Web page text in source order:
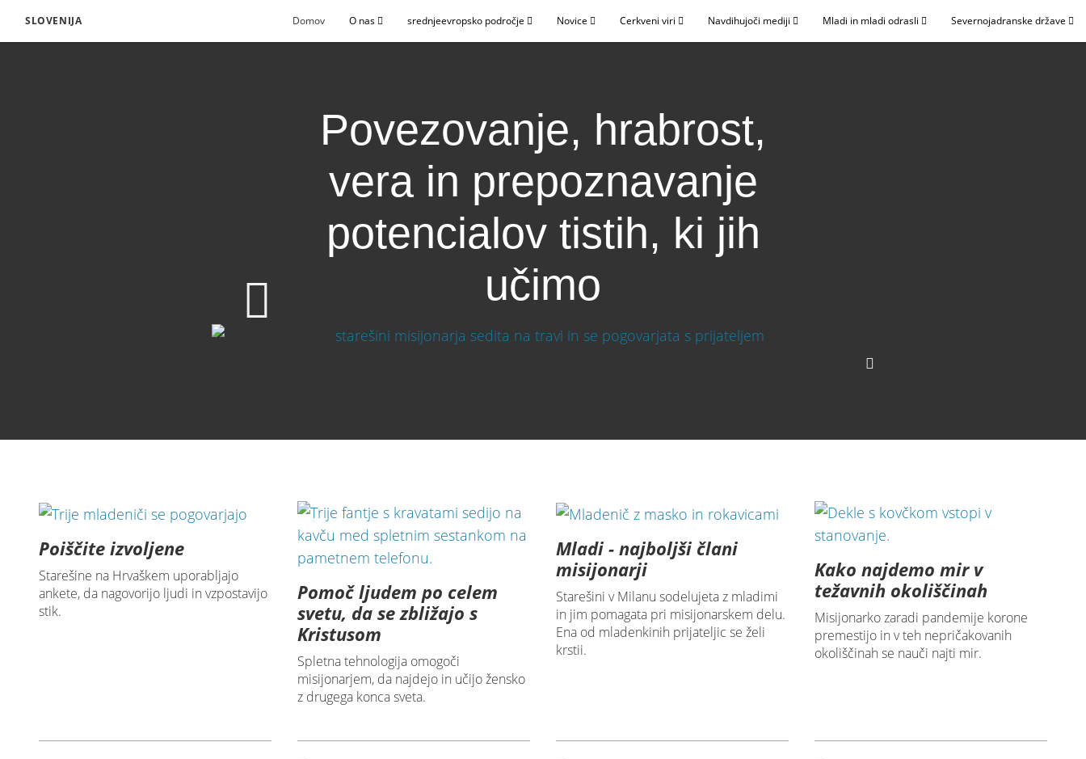
SLOVENIJA Domov O nas srednjeevropsko področje Novice Cerkveni viri Navdihujoči mediji Mladi in mladi odrasli Severnojadranske države
Povezovanje, hrabrost,
vera in prepoznavanje
potencialov tistih, ki jih
učimo
Poiščite izvoljene
Starešine na Hrvaškem uporabljajo
ankete, da nagovorijo ljudi in vzpostavijo
stik.
Pomoč ljudem po celem
svetu, da se zbližajo s
Kristusom
Spletna tehnologija omogoči
misijonarjem, da najdejo in učijo žensko
z drugega konca sveta.
Mladi - najboljši člani
misijonarji
Starešini v Milanu sodelujeta z mladimi
in jim pomagata pri misijonarskem delu.
Ena od mladenkinih prijateljic se želi
krstii.
Kako najdemo mir v
težavnih okoliščinah
Misijonarko zaradi pandemije korone
premestijo in v teh nepričakovanih
okoliščinah se nauči najti mir.